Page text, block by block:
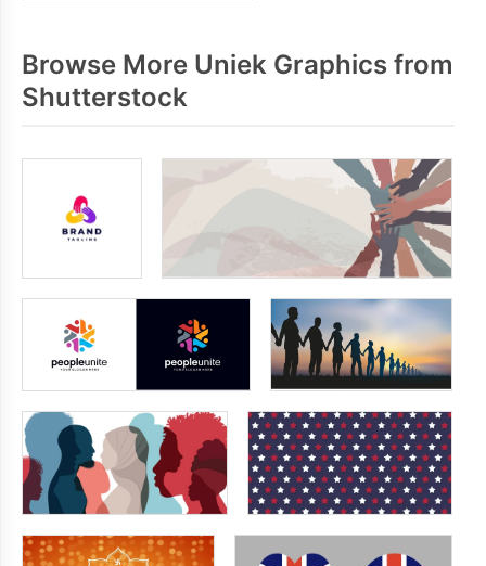
Browse More Uniek Graphics from
Shutterstock